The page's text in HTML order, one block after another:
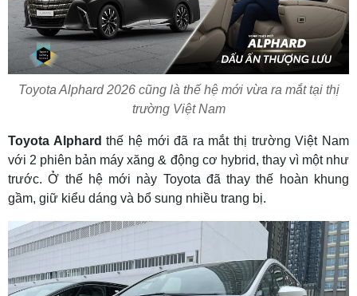
Toyota Alphard 2026 cũng là thế hệ mới vừa ra mắt tại thị
trường Việt Nam
Toyota Alphard thế hệ mới đã ra mắt thị trường Việt Nam
với 2 phiên bản máy xăng & động cơ hybrid, thay vì một như
trước. Ở thế hệ mới này Toyota đã thay thế hoàn khung
gầm, giữ kiểu dáng và bổ sung nhiều trang bị.